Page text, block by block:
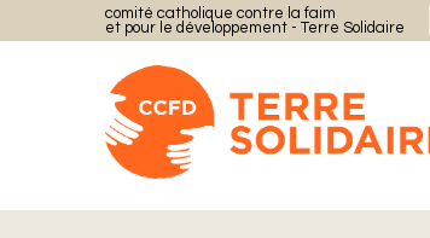
comité catholique contre la faim
et pour le développement - Terre Solidaire